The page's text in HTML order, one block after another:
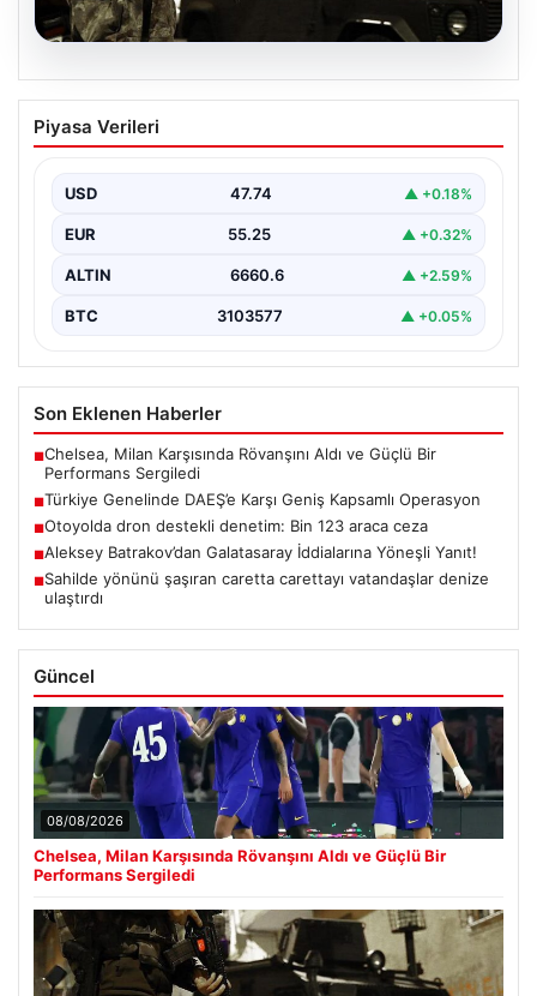
07.08.2026
Türkiye Genelinde DAEŞ’e Karşı Geniş
Kapsamlı Operasyon
yönelik 30 şehirde büyük çaplı bir operasyon
gerçekleştirildi. Jandarma…
Piyasa Verileri
USD 47.74 ▲ +0.18%
EUR 55.25 ▲ +0.32%
ALTIN 6660.6 ▲ +2.59%
BTC 3103577 ▲ +0.05%
Son Eklenen Haberler
■Chelsea, Milan Karşısında Rövanşını Aldı ve Güçlü Bir
Performans Sergiledi
■Türkiye Genelinde DAEŞ’e Karşı Geniş Kapsamlı Operasyon
■Otoyolda dron destekli denetim: Bin 123 araca ceza
■Aleksey Batrakov’dan Galatasaray İddialarına Yöneşli Yanıt!
■Sahilde yönünü şaşıran caretta carettayı vatandaşlar denize
ulaştırdı
Güncel
08/08/2026
Chelsea, Milan Karşısında Rövanşını Aldı ve Güçlü Bir
Performans Sergiledi